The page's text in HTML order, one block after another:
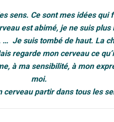
sens. Ce sont mes idées
est abimé, je ne suis
… Je suis tombé de haut. La
regarde mon cerveau ce
à ma sensibilité, à mon
moi.
cerveau partir dans tous les